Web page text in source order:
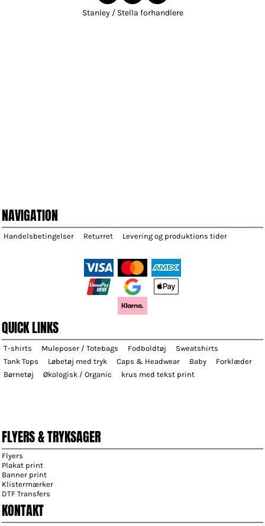
Stanley / Stella forhandlere
NAVIGATION
Handelsbetingelser Returret Levering og produktions tider
QUICK LINKS
T-shirts Muleposer / Totebags Fodboldtøj
Sweatshirts
Tank Tops
Løbetøj med tryk Caps & Headwear Baby
Forklæder
Børnetøj
Økologisk / Organic krus med tekst print
FLYERS & TRYKSAGER
Flyers
Plakat print
Banner print
Klistermærker
DTF Transfers
KONTAKT